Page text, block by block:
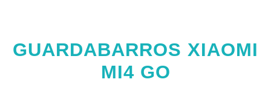
GUARDABARROS XIAOMI
MI4 GO